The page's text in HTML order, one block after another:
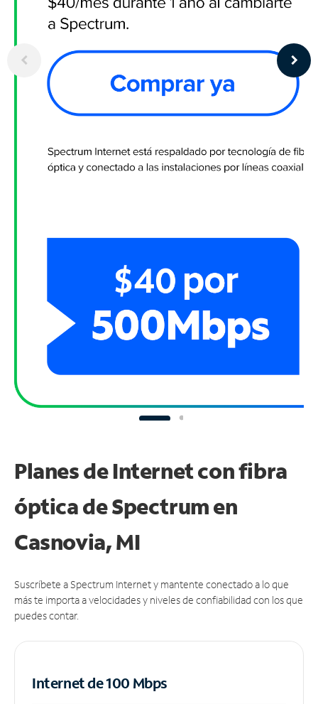
Planes de Internet con fibra
óptica de Spectrum en
Casnovia, MI
Suscríbete a Spectrum Internet y mantente conectado a lo que
más te importa a velocidades y niveles de confiabilidad con los que
puedes contar.
Internet de 100 Mbps